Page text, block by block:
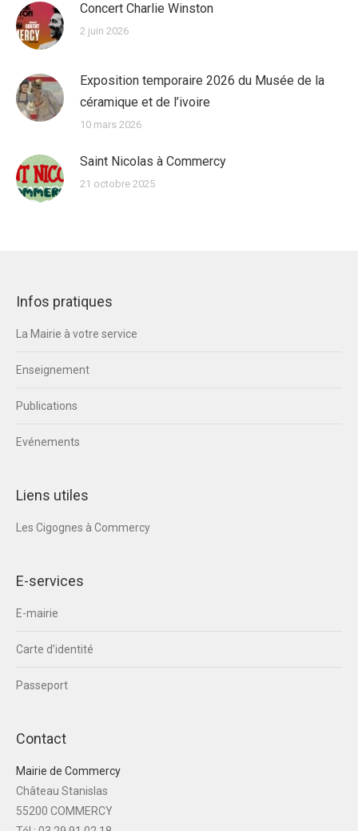
Concert Charlie Winston
2 juin 2026
Exposition temporaire 2026 du Musée de la
céramique et de l’ivoire
10 mars 2026
Saint Nicolas à Commercy
21 octobre 2025
Infos pratiques
La Mairie à votre service
Enseignement
Publications
Evénements
Liens utiles
Les Cigognes à Commercy
E-services
E-mairie
Carte d’identité
Passeport
Contact
Mairie de Commercy
Château Stanislas
55200 COMMERCY